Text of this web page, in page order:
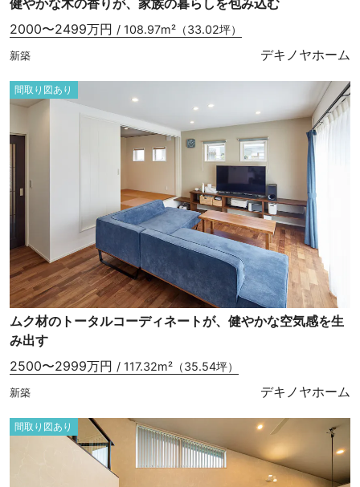
健やかな木の香りが、家族の暮らしを包み込む
2000〜2499万円 / 108.97m²（33.02坪）
新築 デキノヤホーム
間取り図あり
ムク材のトータルコーディネートが、健やかな空気感を生
み出す
2500〜2999万円 / 117.32m²（35.54坪）
新築 デキノヤホーム
間取り図あり